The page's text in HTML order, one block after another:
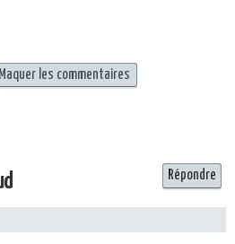
Maquer les commentaires
Répondre